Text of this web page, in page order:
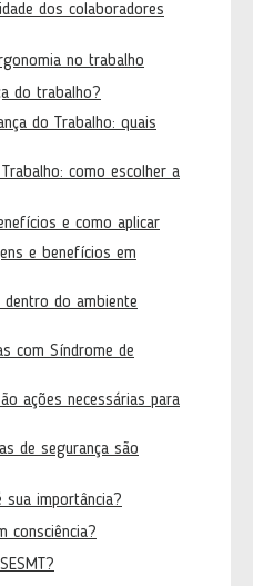
dos colaboradores
no trabalho
do trabalho?
do Trabalho: quais
como escolher a
e como aplicar
e benefícios em
do ambiente
com Síndrome de
ações necessárias para
de segurança são
sua importância?
consciência?